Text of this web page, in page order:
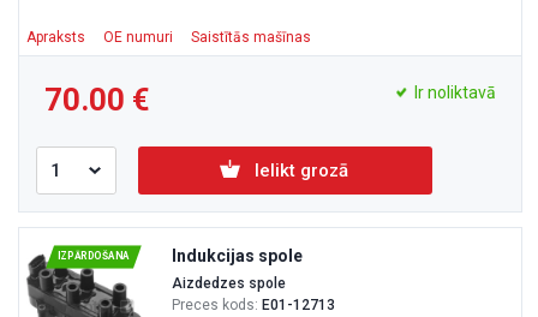
Apraksts OE numuri Saistītās mašīnas
70.00 Ir noliktavā
Ielikt grozā
IZPĀRDOŠANA Indukcijas spole
Aizdedzes spole
Preces kods: E01-12713